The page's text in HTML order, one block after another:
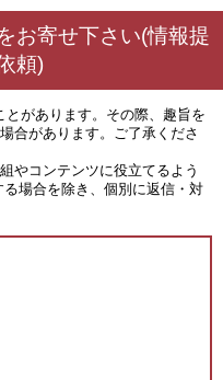
お寄せ下さい(情報提
頼)
とがあります。その際、趣旨を
合があります。ご了承くださ
やコンテンツに役立てるよう
場合を除き、個別に返信・対